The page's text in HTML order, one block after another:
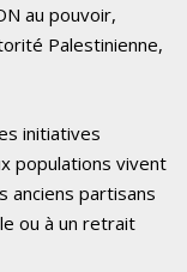
au pouvoir,
Palestinienne,
initiatives
populations vivent
anciens partisans
ou à un retrait